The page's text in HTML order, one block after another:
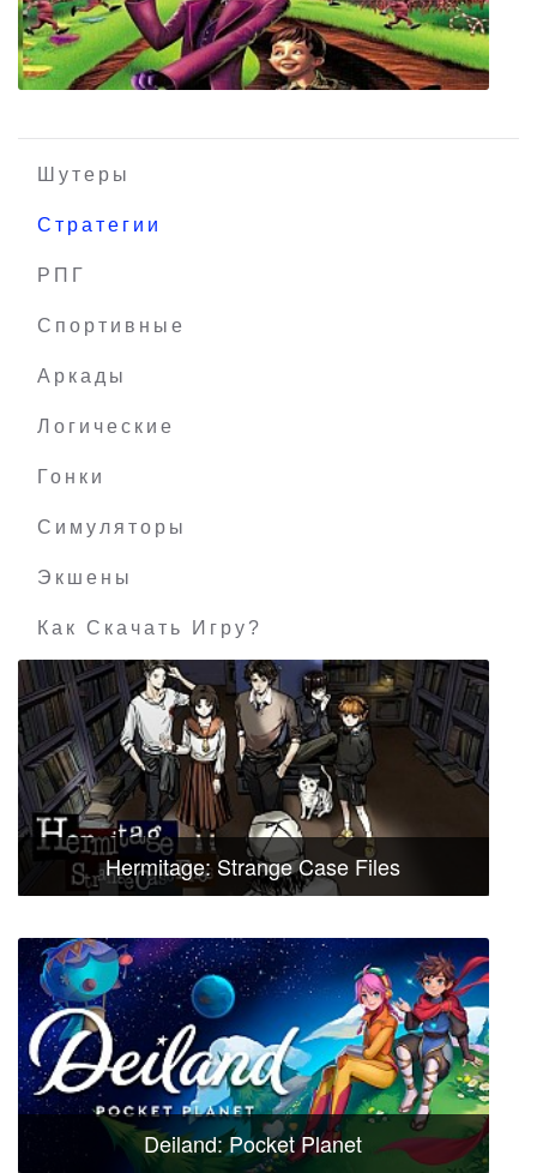
HuniePop 2: Double Date
Charlie and The Chocolate Factory (Чарли и
Шутеры
Стратегии
РПГ
Спортивные
Аркады
Логические
Гонки
Симуляторы
Экшены
Как Скачать Игру?
Hermitage: Strange Case Files
Deiland: Pocket Planet